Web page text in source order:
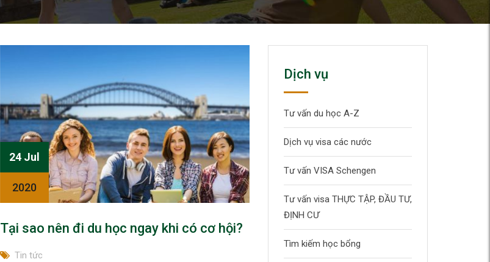
24 Jul
2020
Tại sao nên đi du học ngay khi có cơ hội?
Tin tức
Dịch vụ
Tư vấn du học A-Z
Dịch vụ visa các nước
Tư vấn VISA Schengen
Tư vấn visa THỰC TẬP, ĐẦU TƯ,
ĐỊNH CƯ
Tìm kiếm học bổng